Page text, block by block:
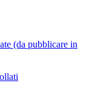
(da pubblicare in